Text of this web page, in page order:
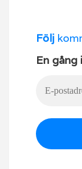
Följ
En gång